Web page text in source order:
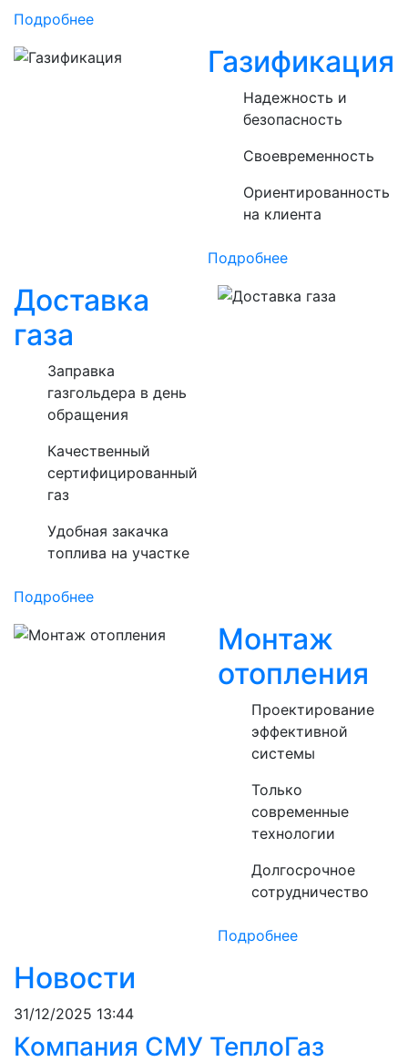
Подробнее
Газификация
Надежность и
безопасность
Своевременность
Ориентированность
на клиента
Подробнее
Доставка
газа
Заправка
газгольдера в день
обращения
Качественный
сертифицированный
газ
Удобная закачка
топлива на участке
Подробнее
Монтаж
отопления
Проектирование
эффективной
системы
Только
современные
технологии
Долгосрочное
сотрудничество
Подробнее
Новости
31/12/2025 13:44
Компания СМУ ТеплоГаз